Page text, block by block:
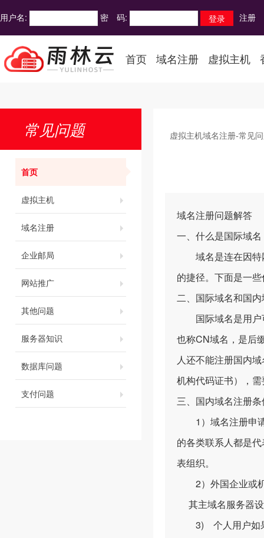
用户名: 密 码: 注册
首页 域名注册 虚拟主机
常见问题
首页
虚拟主机
域名注册
企业邮局
网站推广
其他问题
服务器知识
数据库问题
支付问题
虚拟主机域名注册-常见
域名注册问题解答
一、什么是国际域名
域名是连在因特
的捷径。下面是一
二、国际域名和国
国际域名是用户
也称CN域名，是后
人还不能注册国内
机构代码证书），
三、国内域名注册
1）域名注册申请
的各类联系人都是
表组织。
2）外国企业或机
其主域名服务器
3) 个人用户如果